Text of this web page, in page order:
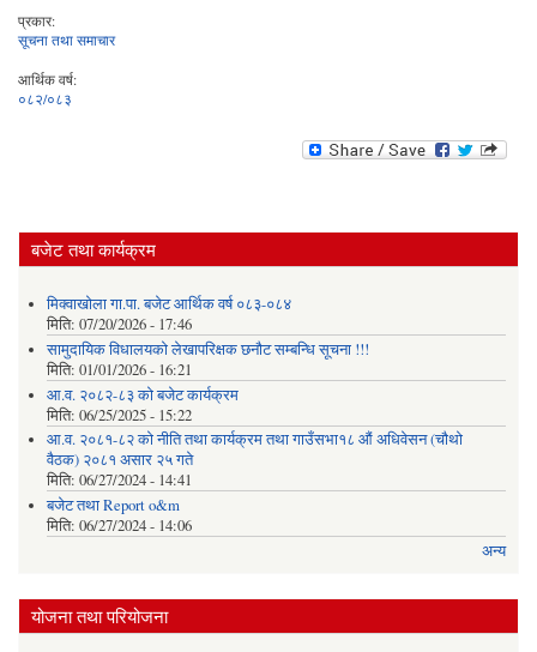
प्रकार:
सूचना तथा समाचार
आर्थिक वर्ष:
०८२/०८३
बजेट तथा कार्यक्रम
मिक्वाखोला गा.पा. बजेट आर्थिक वर्ष ०८३-०८४
मिति: 07/20/2026 - 17:46
सामुदायिक विधालयको लेखापरिक्षक छनौट सम्बन्धि सूचना !!!
मिति: 01/01/2026 - 16:21
आ.व. २०८२-८३ को बजेट कार्यक्रम
मिति: 06/25/2025 - 15:22
आ.व. २०८१-८२ को नीति तथा कार्यक्रम तथा गाउँसभा१८ औं अधिवेसन (चौथो
वैठक) २०८१ असार २५ गते
मिति: 06/27/2024 - 14:41
बजेट तथा Report o&m
मिति: 06/27/2024 - 14:06
अन्य
योजना तथा परियोजना